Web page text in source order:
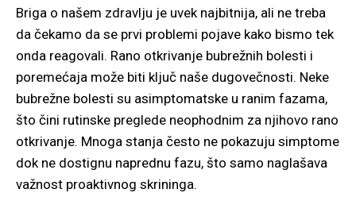
Briga o našem zdravlju je uvek najbitnija, ali ne treba
da čekamo da se prvi problemi pojave kako bismo tek
onda reagovali. Rano otkrivanje bubrežnih bolesti i
poremećaja može biti ključ naše dugovečnosti. Neke
bubrežne bolesti su asimptomatske u ranim fazama,
što čini rutinske preglede neophodnim za njihovo rano
otkrivanje. Mnoga stanja često ne pokazuju simptome
dok ne dostignu naprednu fazu, što samo naglašava
važnost proaktivnog skrininga.